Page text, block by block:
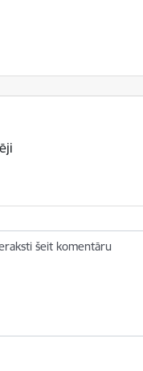
bija noderīga?
šeit komentāru